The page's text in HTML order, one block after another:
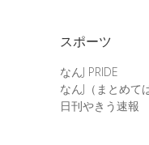
スポーツ
なんJ PRIDE
なんJ（まとめて
日刊やきう速報